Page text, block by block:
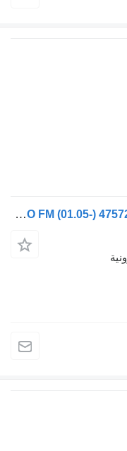
معدل نظام الفرامل الإلكترونية WABCO FM (01.05-) 4757200020 لـ الشاحنات Volvo FM7-FM12, FM, FMX (1998-2014)